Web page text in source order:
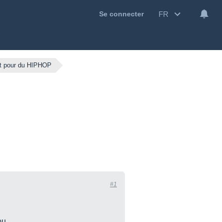
Se connecter FR
pour du HIPHOP
#1